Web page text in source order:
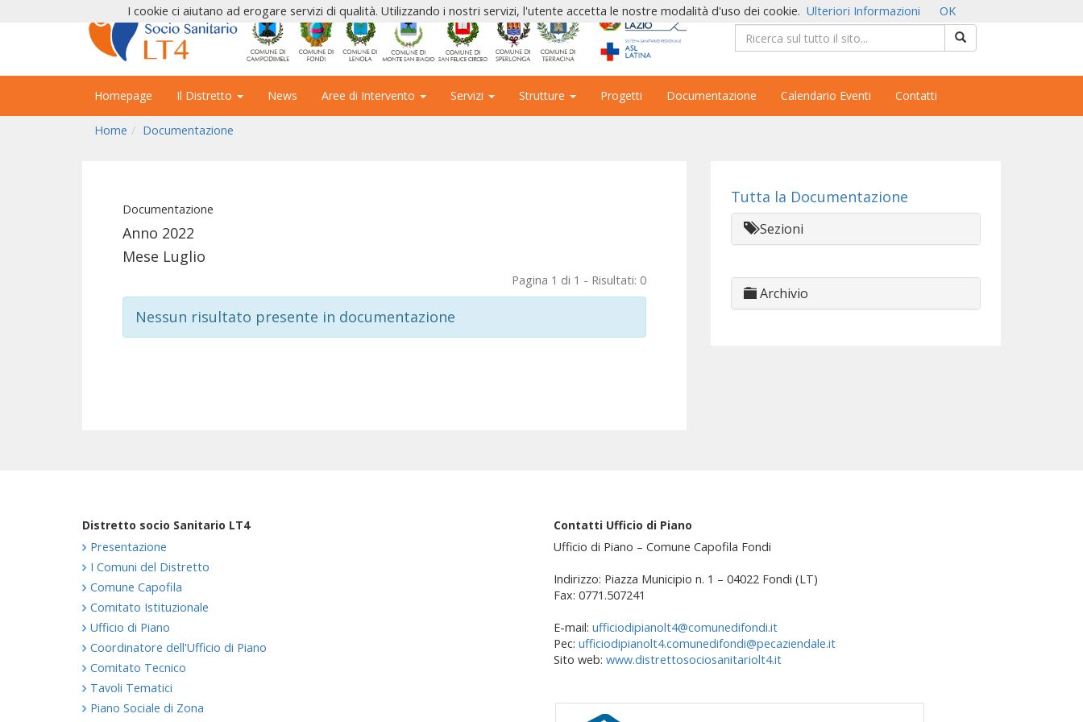
Homepage Il Distretto News Aree di Intervento Servizi Strutture Progetti Documentazione Calendario Eventi Contatti
Home Documentazione
Documentazione
Anno 2022
Mese Luglio
Pagina 1 di 1 - Risultati: 0
Nessun risultato presente in documentazione
Tutta la Documentazione
Sezioni
Archivio
Distretto socio Sanitario LT4
Presentazione
I Comuni del Distretto
Comune Capofila
Comitato Istituzionale
Ufficio di Piano
Coordinatore dell'Ufficio di Piano
Comitato Tecnico
Tavoli Tematici
Piano Sociale di Zona
Contatti Ufficio di Piano
Ufficio di Piano – Comune Capofila Fondi
Indirizzo: Piazza Municipio n. 1 – 04022 Fondi (LT)
Fax: 0771.507241
E-mail: ufficiodipianolt4@comunedifondi.it
Pec: ufficiodipianolt4.comunedifondi@pecaziendale.it
Sito web: www.distrettosociosanitariolt4.it
I cookie ci aiutano ad erogare servizi di qualità. Utilizzando i nostri servizi, l'utente accetta le nostre modalità d'uso dei cookie. Ulteriori Informazioni OK